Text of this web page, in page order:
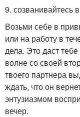
9. созванивайтесь
Возьми себе в
или на работу в
дела. Это даст
волне со своей
твоего партнера
ждать, что он
энтузиазмом
вечер.